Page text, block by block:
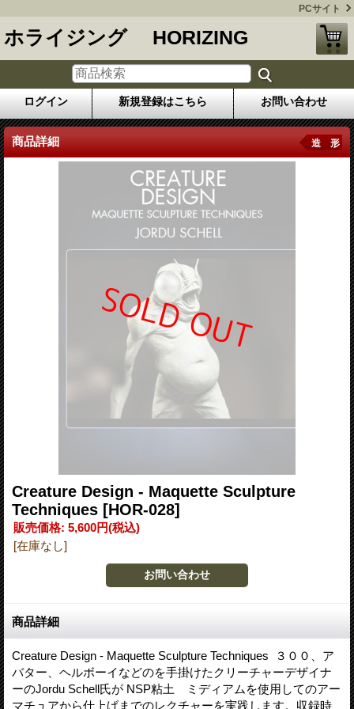
PCサイト
ホライジング HORIZING
ログイン 新規登録はこちら お問い合わせ
商品詳細 造 形
Creature Design - Maquette Sculpture
Techniques [HOR-028]
販売価格: 5,600円(税込)
[在庫なし]
商品詳細
Creature Design - Maquette Sculpture Techniques ３００、ア
バター、ヘルボーイなどのを手掛けたクリーチャーデザイナ
ーのJordu Schell氏が NSP粘土 ミディアムを使用してのアー
マチュアから仕上げまでのレクチャーを実践します。収録時